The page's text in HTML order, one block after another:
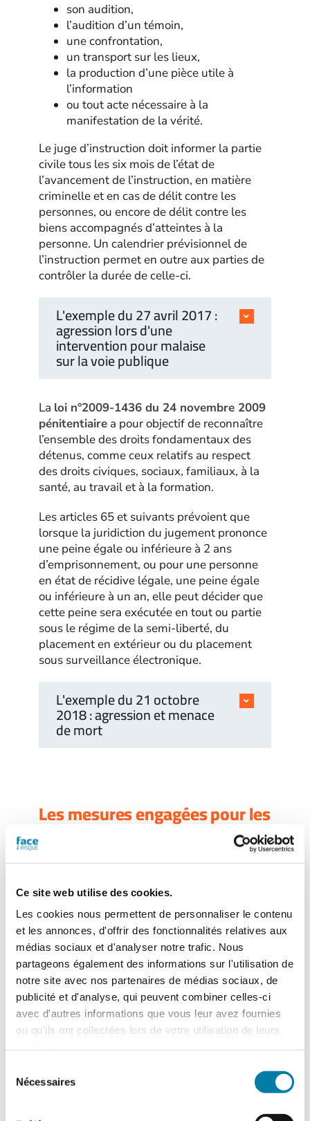
Ce site web utilise des cookies.
Les cookies nous permettent de personnaliser le contenu
et les annonces, d'offrir des fonctionnalités relatives aux
médias sociaux et d'analyser notre trafic. Nous
partageons également des informations sur l'utilisation de
notre site avec nos partenaires de médias sociaux, de
publicité et d'analyse, qui peuvent combiner celles-ci
avec d'autres informations que vous leur avez fournies
ou qu'ils ont collectées lors de votre utilisation de leurs
Nécessaires
son audition,
l’audition d’un témoin,
une confrontation,
un transport sur les lieux,
la production d’une pièce utile à
l’information
ou tout acte nécessaire à la
manifestation de la vérité.
Le juge d’instruction doit informer la partie
civile tous les six mois de l’état de
l’avancement de l’instruction, en matière
criminelle et en cas de délit contre les
personnes, ou encore de délit contre les
biens accompagnés d’atteintes à la
personne. Un calendrier prévisionnel de
l’instruction permet en outre aux parties de
contrôler la durée de celle-ci.
L'exemple du 27 avril 2017 :
agression lors d'une
intervention pour malaise
sur la voie publique
La loi n°2009-1436 du 24 novembre 2009
pénitentiaire a pour objectif de reconnaître
l’ensemble des droits fondamentaux des
détenus, comme ceux relatifs au respect
des droits civiques, sociaux, familiaux, à la
santé, au travail et à la formation.
Les articles 65 et suivants prévoient que
lorsque la juridiction du jugement prononce
une peine égale ou inférieure à 2 ans
d’emprisonnement, ou pour une personne
en état de récidive légale, une peine égale
ou inférieure à un an, elle peut décider que
cette peine sera exécutée en tout ou partie
sous le régime de la semi-liberté, du
placement en extérieur ou du placement
sous surveillance électronique.
L'exemple du 21 octobre
2018 : agression et menace
de mort
Les mesures engagées pour les
sapeurs-pompiers
Les sapeurs-pompiers peuvent être
majorité des coups et blessures volontaires,
de menaces et d’outrages, de caillassages,
lors des missions de secours à personne, à
la suite de différents familiaux, de conflits
de voisinage, de présence d’alcool et de
drogue, de souffrance ou de détresses
psychologiques.
Face à ces actes d’agressions, la réponse
pénale doit être ferme. Des mesures
complémentaires doivent en outre renforcer